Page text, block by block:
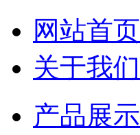
网站首页
关于我们
产品展示